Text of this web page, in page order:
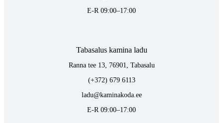
E-R 09:00–17:00
Tabasalus kamina ladu
Ranna tee 13, 76901, Tabasalu
(+372) 679 6113
ladu@kaminakoda.ee
E-R 09:00–17:00